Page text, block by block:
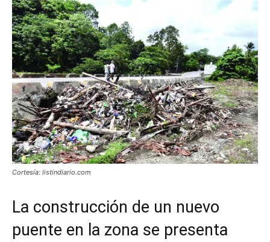
Cortesía: listindiario.com
La construcción de un nuevo
puente en la zona se presenta